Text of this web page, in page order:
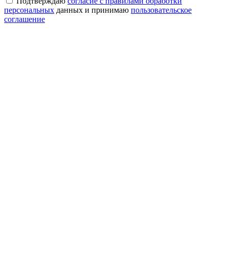
персональных данных и принимаю пользовательское
соглашение